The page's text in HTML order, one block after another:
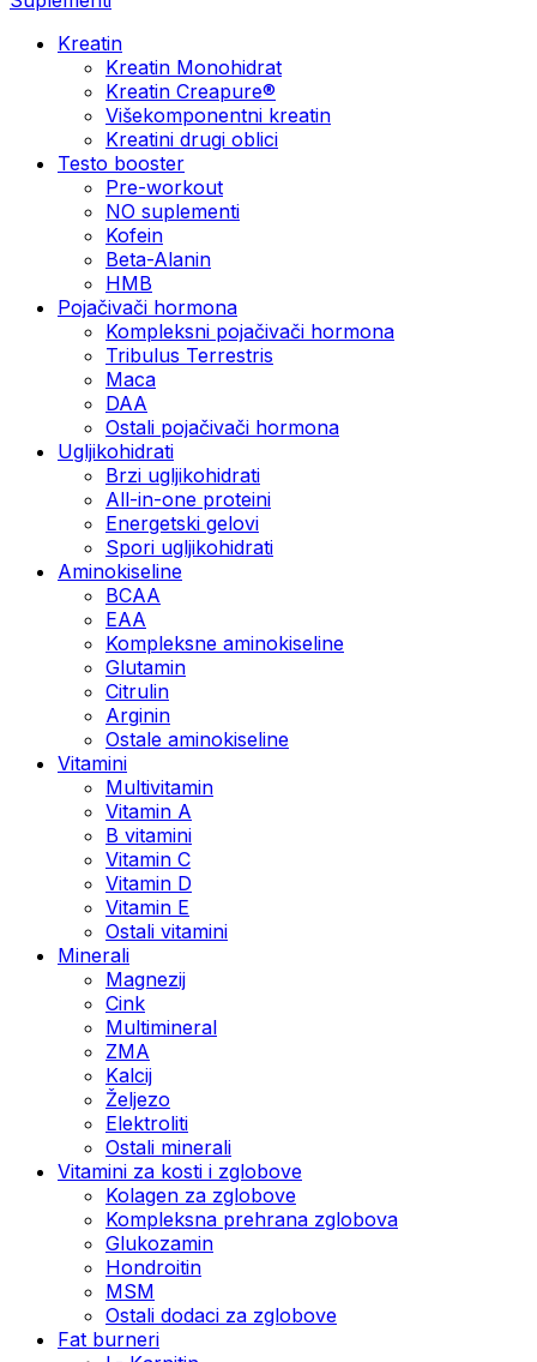
Kreatin
Kreatin Monohidrat
Kreatin Creapure®
Višekomponentni kreatin
Kreatini drugi oblici
Testo booster
Pre-workout
NO suplementi
Kofein
Beta-Alanin
HMB
Pojačivači hormona
Kompleksni pojačivači hormona
Tribulus Terrestris
Maca
DAA
Ostali pojačivači hormona
Ugljikohidrati
Brzi ugljikohidrati
All-in-one proteini
Energetski gelovi
Spori ugljikohidrati
Aminokiseline
BCAA
EAA
Kompleksne aminokiseline
Glutamin
Citrulin
Arginin
Ostale aminokiseline
Vitamini
Multivitamin
Vitamin A
B vitamini
Vitamin C
Vitamin D
Vitamin E
Ostali vitamini
Minerali
Magnezij
Cink
Multimineral
ZMA
Kalcij
Željezo
Elektroliti
Ostali minerali
Vitamini za kosti i zglobove
Kolagen za zglobove
Kompleksna prehrana zglobova
Glukozamin
Hondroitin
MSM
Ostali dodaci za zglobove
Fat burneri